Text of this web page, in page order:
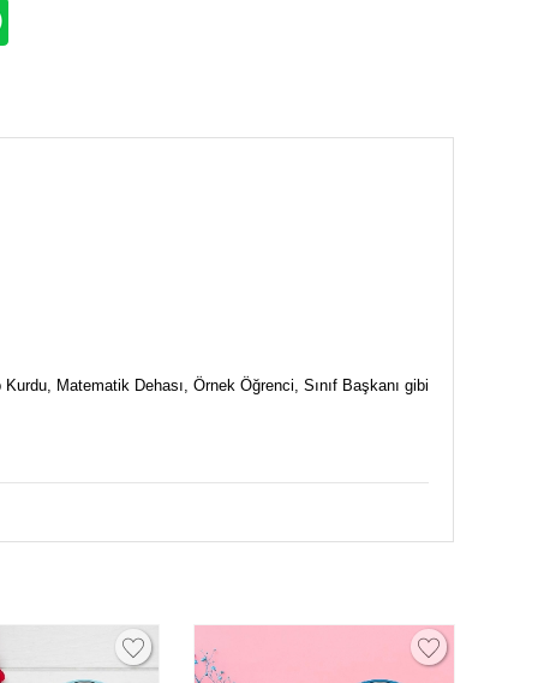
Matematik Dehası, Örnek Öğrenci, Sınıf Başkanı gibi